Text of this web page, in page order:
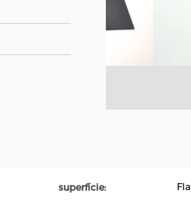
superfície: